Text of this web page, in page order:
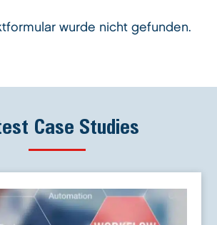
wurde nicht gefunden.
Case Studies